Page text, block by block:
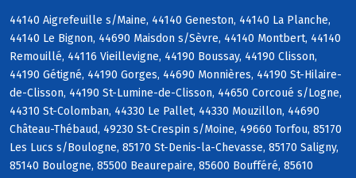
44140 Aigrefeuille s/Maine, 44140 Geneston, 44140 La Planche,
44140 Le Bignon, 44690 Maisdon s/Sèvre, 44140 Montbert, 44140
Remouillé, 44116 Vieillevigne, 44190 Boussay, 44190 Clisson,
44190 Gétigné, 44190 Gorges, 44690 Monnières, 44190 St-Hilaire-
de-Clisson, 44190 St-Lumine-de-Clisson, 44650 Corcoué s/Logne,
44310 St-Colomban, 44330 Le Pallet, 44330 Mouzillon, 44690
Château-Thébaud, 49230 St-Crespin s/Moine, 49660 Torfou, 85170
Les Lucs s/Boulogne, 85170 St-Denis-la-Chevasse, 85170 Saligny,
85140 Boulogne, 85500 Beaurepaire, 85600 Boufféré, 85610